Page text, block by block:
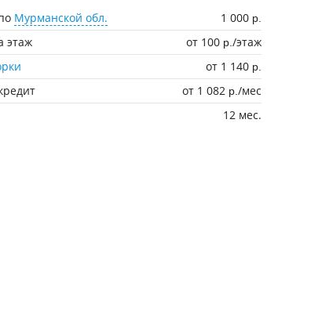
Мурманской обл. 1 000 р.
этаж от 100 р./этаж
от 1 140 р.
от 1 082 р./мес
12 мес.